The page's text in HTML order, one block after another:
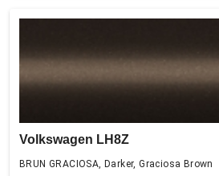
Volkswagen LH8Z
BRUN GRACIOSA, Darker, Graciosa Brown